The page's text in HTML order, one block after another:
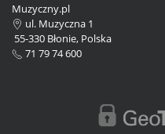
Muzyczny.pl
ul. Muzyczna 1
55-330 Błonie, Polska
71 79 74 600